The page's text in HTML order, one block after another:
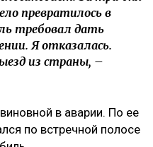
заявила о
Динара Егеубаева
в фейсбуке.